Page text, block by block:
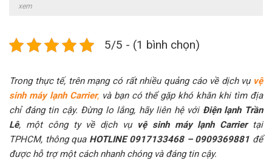
xem
5/5 - (1 bình chọn)
Trong thực tế, trên mạng có rất nhiều quảng cáo về dịch vụ vệ
sinh máy lạnh Carrier,và bạn có thể gặp khó khăn khi tìm địa
chỉ đáng tin cậy. Đừng lo lắng, hãy liên hệ với Điện lạnh Trần
Lê, một công ty về dịch vụ vệ sinh máy lạnh Carriertại
TPHCM, thông qua HOTLINE 0917133468 – 0909369881 để
được hỗ trợ một cách nhanh chóng và đáng tin cậy.